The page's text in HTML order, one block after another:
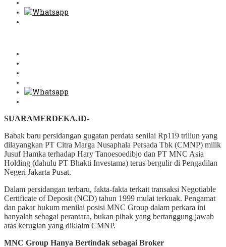
SUARAMERDEKA.ID-
Babak baru persidangan gugatan perdata senilai Rp119 triliun yang
dilayangkan PT Citra Marga Nusaphala Persada Tbk (CMNP) milik
Jusuf Hamka terhadap Hary Tanoesoedibjo dan PT MNC Asia
Holding (dahulu PT Bhakti Investama) terus bergulir di Pengadilan
Negeri Jakarta Pusat.
Dalam persidangan terbaru, fakta-fakta terkait transaksi Negotiable
Certificate of Deposit (NCD) tahun 1999 mulai terkuak. Pengamat
dan pakar hukum menilai posisi MNC Group dalam perkara ini
hanyalah sebagai perantara, bukan pihak yang bertanggung jawab
atas kerugian yang diklaim CMNP.
MNC Group Hanya Bertindak sebagai Broker